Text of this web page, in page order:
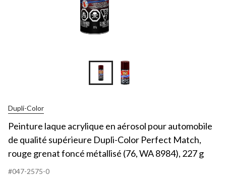
Dupli-Color
Peinture laque acrylique en aérosol pour automobile
de qualité supérieure Dupli-Color Perfect Match,
rouge grenat foncé métallisé (76, WA 8984), 227 g
#047-2575-0